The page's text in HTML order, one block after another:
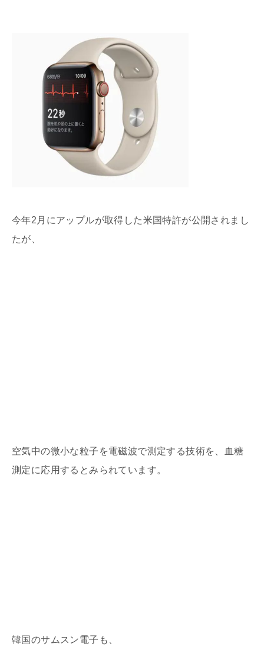
今年2月にアップルが取得した米国特許が公開されまし
たが、
空気中の微小な粒子を電磁波で測定する技術を、血糖
測定に応用するとみられています。
韓国のサムスン電子も、